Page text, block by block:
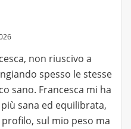
non riuscivo a
spesso le stesse
sano. Francesca mi ha
sana ed equilibrata,
sul mio peso ma